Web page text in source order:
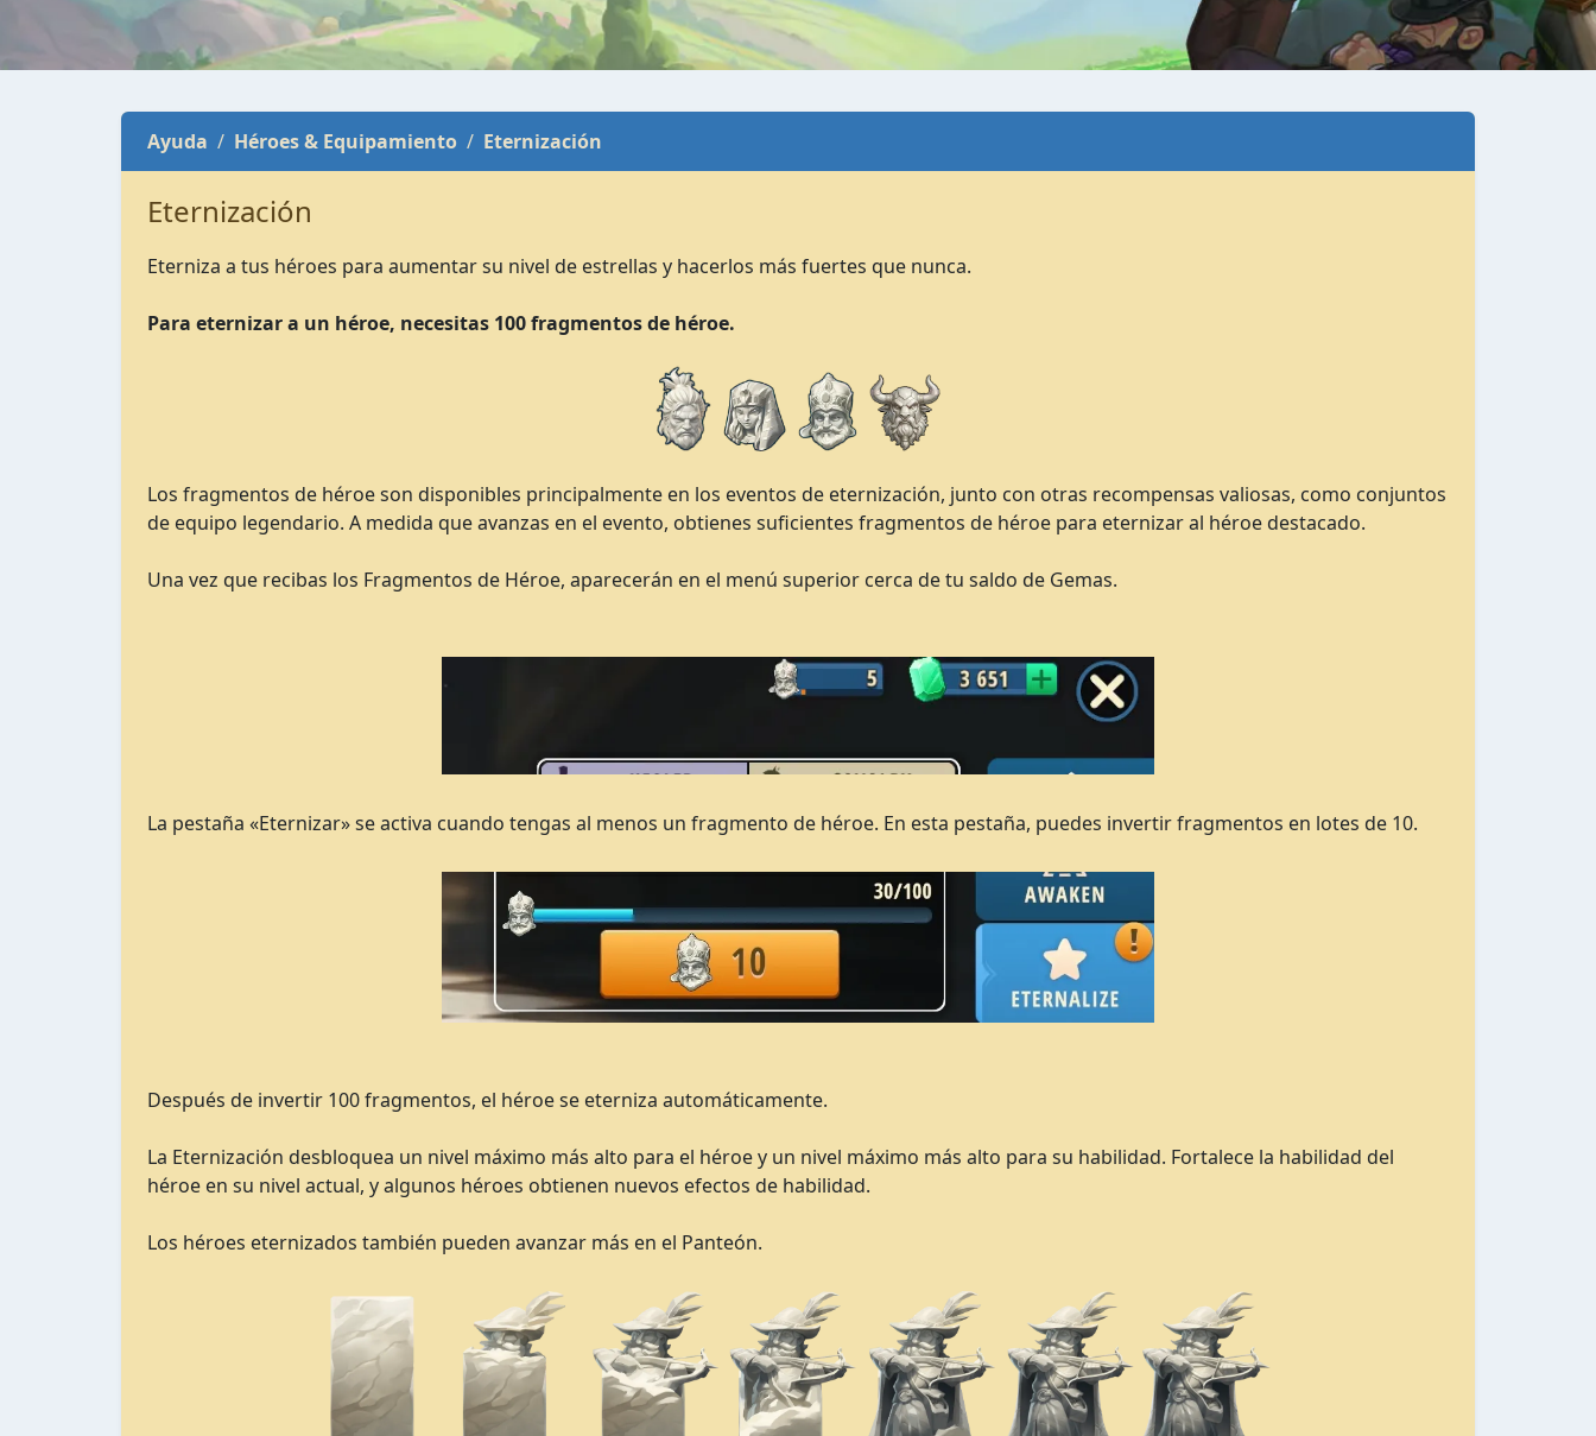
Ayuda Héroes & Equipamiento Eternización
Eternización
Eterniza a tus héroes para aumentar su nivel de estrellas y hacerlos más fuertes que nunca.
Para eternizar a un héroe, necesitas 100 fragmentos de héroe.
Los fragmentos de héroe son disponibles principalmente en los eventos de eternización, junto con otras recompensas valiosas, como conjuntos
de equipo legendario. A medida que avanzas en el evento, obtienes suficientes fragmentos de héroe para eternizar al héroe destacado.
Una vez que recibas los Fragmentos de Héroe, aparecerán en el menú superior cerca de tu saldo de Gemas.
La pestaña «Eternizar» se activa cuando tengas al menos un fragmento de héroe. En esta pestaña, puedes invertir fragmentos en lotes de 10.
Después de invertir 100 fragmentos, el héroe se eterniza automáticamente.
La Eternización desbloquea un nivel máximo más alto para el héroe y un nivel máximo más alto para su habilidad. Fortalece la habilidad del
héroe en su nivel actual, y algunos héroes obtienen nuevos efectos de habilidad.
Los héroes eternizados también pueden avanzar más en el Panteón.